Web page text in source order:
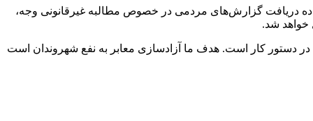
و مشاغل شهر تهران از شهروندان خواست در این زمینه همکاری کنند و گفت: شماره ۱۳۷ شهرداری آماده دریافت گزارش‌های مردمی در خصوص مطالبه غیرقانونی وجه،
خواهد شد.
و در هر منطقه یک محور برای پاکسازی در دستور کار است. هدف ما آزادسازی معابر به نفع شهروندان است